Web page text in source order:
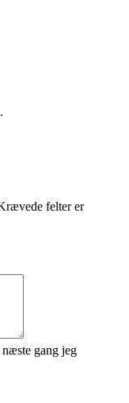
felter er
gang jeg